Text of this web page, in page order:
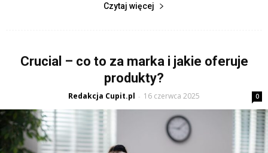
Czytaj więcej
Crucial – co to za marka i jakie oferuje
produkty?
Redakcja Cupit.pl - 16 czerwca 2025 0